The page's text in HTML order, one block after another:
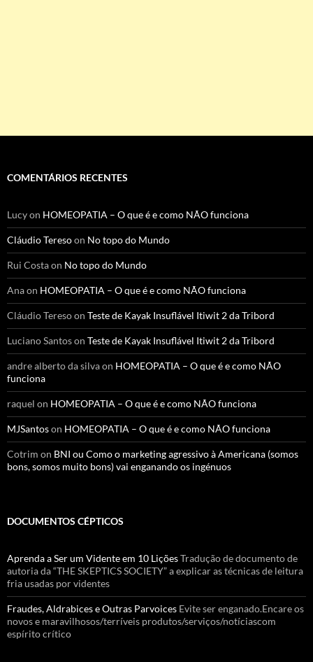
COMENTÁRIOS RECENTES
Lucyon HOMEOPATIA – O que é e como NÃO funciona
Cláudio Teresoon No topo do Mundo
Rui Costaon No topo do Mundo
Anaon HOMEOPATIA – O que é e como NÃO funciona
Cláudio Teresoon Teste de Kayak Insuflável Itiwit 2 da Tribord
Luciano Santoson Teste de Kayak Insuflável Itiwit 2 da Tribord
andre alberto da silvaon HOMEOPATIA – O que é e como NÃO
funciona
raquel on HOMEOPATIA – O que é e como NÃO funciona
MJSantoson HOMEOPATIA – O que é e como NÃO funciona
Cotrim on BNI ou Como o marketing agressivo à Americana (somos
bons, somos muito bons) vai enganando os ingénuos
DOCUMENTOS CÉPTICOS
Aprenda a Ser um Vidente em 10 LiçõesTradução de documento de
autoria da “THE SKEPTICS SOCIETY” a explicar as técnicas de leitura
fria usadas por videntes
Fraudes, Aldrabices e Outras Parvoices Evite ser enganado.Encare os
novos e maravilhosos/terríveis produtos/serviços/notíciascom
espírito crítico